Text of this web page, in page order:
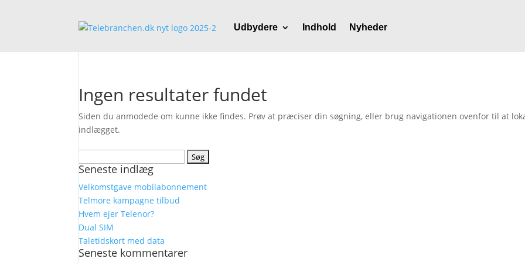
Udbydere Indhold Nyheder
Ingen resultater fundet
Siden du anmodede om kunne ikke findes. Prøv at præciser din søgning, eller brug navigationen ovenfor til at
indlægget.
efter:
Seneste indlæg
Velkomstgave mobilabonnement
Telmore kampagne tilbud
Hvem ejer Telenor?
Dual SIM
Taletidskort med data
Seneste kommentarer